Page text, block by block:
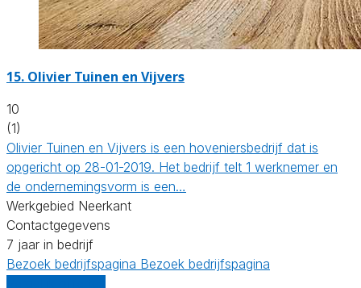
15. Olivier Tuinen en Vijvers
10
(1)
Olivier Tuinen en Vijvers is een hoveniersbedrijf dat is
opgericht op 28-01-2019. Het bedrijf telt 1 werknemer en
de ondernemingsvorm is een…
Werkgebied Neerkant
Contactgegevens
7 jaar in bedrijf
Bezoek bedrijfspagina Bezoek bedrijfspagina